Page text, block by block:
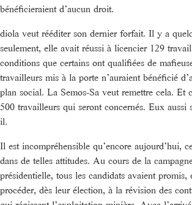
bénéficieraient d’aucun droit.
diola veut rééditer son dernier forfait. Il y a
seulement, elle avait réussi à licencier 129
conditions que certains ont qualifiées de
travailleurs mis à la porte n’auraient bénéficié
plan social. La Semos-Sa veut remettre cela. Et
500 travailleurs qui seront concernés. Eux aussi
il.
Il est incompréhensible qu’encore aujourd’hui,
dans de telles attitudes. Au cours de la
présidentielle, tous les candidats avaient
procéder, dès leur élection, à la révision des